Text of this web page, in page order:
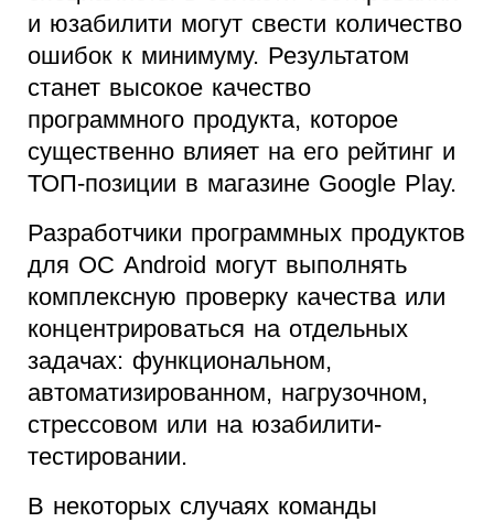
и юзабилити могут свести количество
ошибок к минимуму. Результатом
станет высокое качество
программного продукта, которое
существенно влияет на его рейтинг и
ТОП-позиции в магазине Google Play.
Разработчики программных продуктов
для ОС Android могут выполнять
комплексную проверку качества или
концентрироваться на отдельных
задачах: функциональном,
автоматизированном, нагрузочном,
стрессовом или на юзабилити-
тестировании.
В некоторых случаях команды